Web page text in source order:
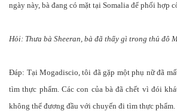
ngày này, bà đang có mặt tại Somalia để phối hợp
Hỏi: Thưa bà Sheeran, bà đã thấy gì trong thủ đô
Đáp: Tại Mogadiscio, tôi đã gặp một phụ nữ đã
tìm thực phẩm. Các con của bà đã chết vì đói
không thể đương đầu với chuyến đi tìm thực